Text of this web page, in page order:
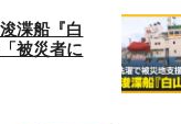
渫船『白
被災者に